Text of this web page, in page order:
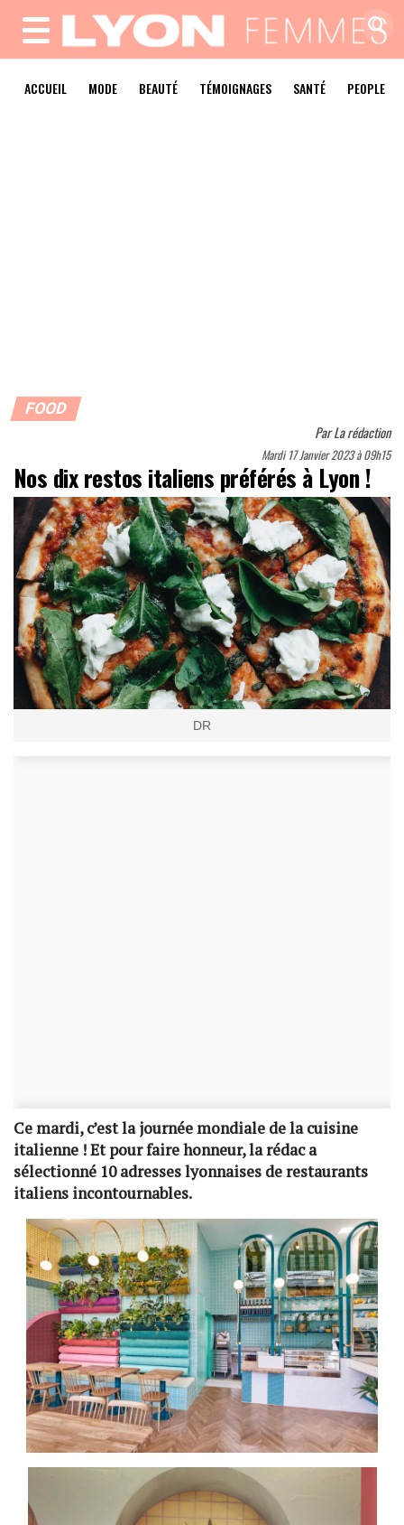
MENU
ACCUEIL MODE BEAUTÉ TÉMOIGNAGES SANTÉ PEOPLE
FOOD
ParLa rédaction
Mardi 17 Janvier 2023 à 09h15
Nos dix restos italiens préférés à Lyon !
DR
Ce mardi, c’est la journée mondiale de la cuisine
italienne ! Et pour faire honneur, la rédac a
sélectionné 10 adresses lyonnaises de restaurants
italiens incontournables.